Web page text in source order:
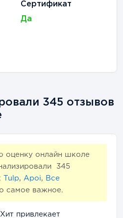
Сертификат
Да
345 отзывов
оценку онлайн школе
345
Tulp, Apoi,
Все
самое важное.
привлекает